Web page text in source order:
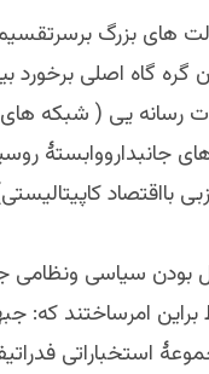
های بزرگ برسرتقسیم
گره گاه اصلی برخورد
رسانه یی ( شبکه
جانبدارووابستۀ
بااقتصاد
بودن سیاسی
امرساختند که:
استخباراتی